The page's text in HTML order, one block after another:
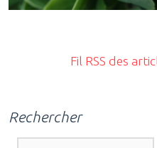
Fil RSS des
Rechercher